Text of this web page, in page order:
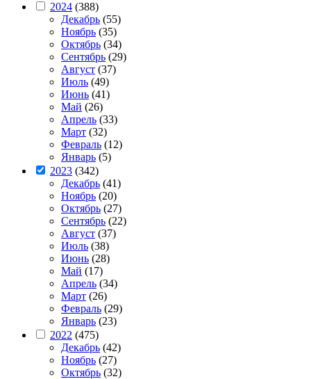
2024 (388)
Декабрь (55)
Ноябрь (35)
Октябрь (34)
Сентябрь (29)
Август (37)
Июль (49)
Июнь (41)
Май (26)
Апрель (33)
Март (32)
Февраль (12)
Январь (5)
2023 (342)
Декабрь (41)
Ноябрь (20)
Октябрь (27)
Сентябрь (22)
Август (37)
Июль (38)
Июнь (28)
Май (17)
Апрель (34)
Март (26)
Февраль (29)
Январь (23)
2022 (475)
Декабрь (42)
Ноябрь (27)
Октябрь (32)